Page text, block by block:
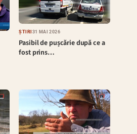
ȘTIRI 31 MAI 2026
Pasibil de pușcărie după ce a
fost prins…